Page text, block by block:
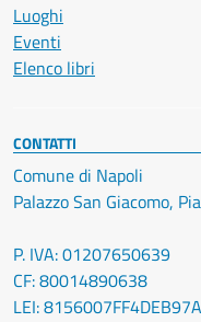
Luoghi
Eventi
Elenco libri
CONTATTI
Comune di Napoli
Palazzo San Giacomo,
P. IVA: 01207650639
CF: 80014890638
LEI: